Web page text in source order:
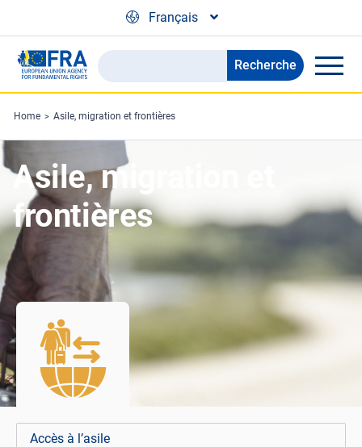
Français
Search
the
FRA
website
Recherche
Home Asile, migration et frontières
Asile, migration et
frontières
Accès à l’asile